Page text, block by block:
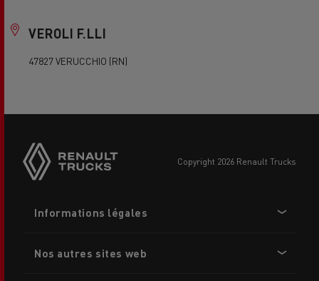
VEROLI F.LLI
47827 VERUCCHIO (RN)
buttons
copyright 2026 Renault Trucks
menu
Informations légales
Nos autres sites web